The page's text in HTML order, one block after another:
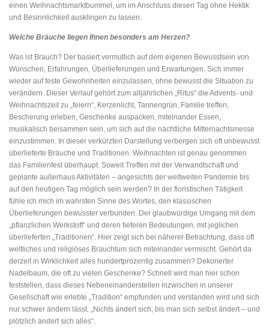
einen Weihnachtsmarktbummel, um im Anschluss diesen Tag ohne Hektik
und Besinnlichkeit ausklingen zu lassen.
Welche Bräuche liegen Ihnen besonders am Herzen?
Was ist Brauch? Der basiert vermutlich auf dem eigenen Bewusstsein von
Wünschen, Erfahrungen, Überlieferungen und Erwartungen. Sich immer
wieder auf feste Gewohnheiten einzulassen, ohne bewusst die Situation zu
verändern. Dieser Verlauf gehört zum alljährlichen „Ritus“ die Advents- und
Weihnachtszeit zu „feiern“, Kerzenlicht, Tannengrün, Familie treffen,
Bescherung erleben, Geschenke auspacken, miteinander Essen,
musikalisch beisammen sein, um sich auf die nächtliche Mitternachtsmesse
einzustimmen. In dieser verkürzten Darstellung verbergen sich oft unbewusst
überlieferte Bräuche und Traditionen. Weihnachten ist genau genommen
das Familienfest überhaupt. Soweit Treffen mit der Verwandtschaft und
geplante außerhaus Aktivitäten – angesichts der weltweiten Pandemie bis
auf den heutigen Tag möglich sein werden? In der floristischen Tätigkeit
fühle ich mich im wahrsten Sinne des Wortes, den klassischen
Überlieferungen bewusster verbunden. Der glaubwürdige Umgang mit dem
„pflanzlichen Werkstoff“ und deren tieferen Bedeutungen, mit jeglichen
überlieferten „Traditionen“. Hier zeigt sich bei näherer Betrachtung, dass oft
weltliches und religiöses Brauchtum sich miteinander vermischt. Gehört da
derzeit in Wirklichkeit alles hundertprozentig zusammen? Dekorierter
Nadelbaum, die oft zu vielen Geschenke? Schnell wird man hier schon
feststellen, dass dieses Nebeneinanderstellen inzwischen in unserer
Gesellschaft wie erlebte „Tradition“ empfunden und verstanden wird und sich
nur schwer ändern lässt. „Nichts ändert sich, bis man sich selbst ändert – und
plötzlich ändert sich alles“.